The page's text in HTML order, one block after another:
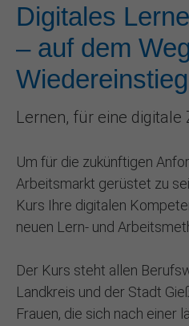
Digitales
– auf dem
Lernen, für eine digitale
Um für die zukünftigen
Arbeitsmarkt gerüstet zu
Kurs Ihre digitalen
neuen Lern- und
Der Kurs steht allen
Landkreis und der Stadt
Frauen, die sich nach einer